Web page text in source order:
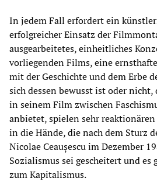
In jedem Fall erfordert ein
erfolgreicher Einsatz der
ausgearbeitetes, einheitliches
vorliegenden Films, eine
mit der Geschichte und dem Erbe
sich dessen bewusst ist oder nicht,
in seinem Film zwischen
anbietet, spielen sehr
in die Hände, die nach dem Sturz
Nicolae Ceaușescu im Dezember
Sozialismus sei gescheitert und
zum Kapitalismus.